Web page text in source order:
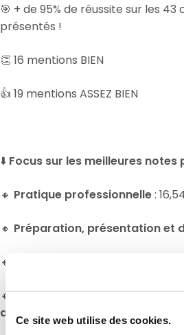
Ce site web utilise des cookies.
🎯 + de 95% de réussite sur les 43
présentés !
👏 16 mentions BIEN
👍 19 mentions ASSEZ BIEN
⬇️ Focus sur les meilleures notes
🔸 Pratique professionnelle:
🔸 Préparation, présentation et
🔸
🔸Technologie professionnelle
appliquées
: 18,5/20